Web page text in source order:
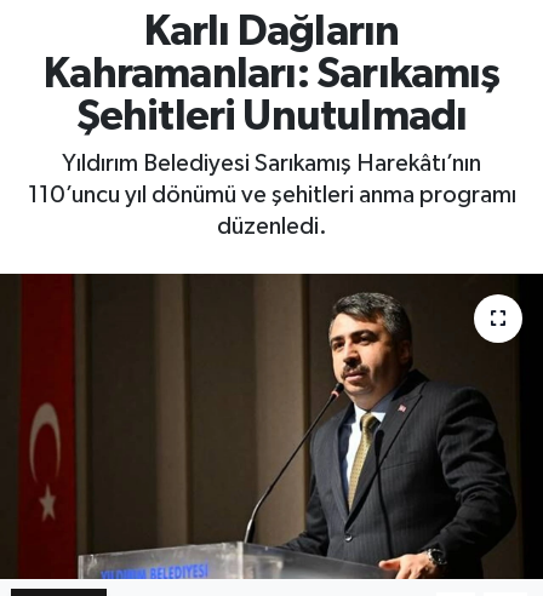
Karlı Dağların
Kahramanları: Sarıkamış
Şehitleri Unutulmadı
Yıldırım Belediyesi Sarıkamış Harekâtı’nın
110’uncu yıl dönümü ve şehitleri anma programı
düzenledi.
Kültür & Sanat
Teknoloji
Bilim
Genel